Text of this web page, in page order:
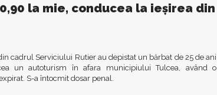
la mie, conducea la ieșirea din
cadrul Serviciului Rutier au depistat un bărbat de 25 de ani
un autoturism în afara municipiului Tulcea, având o
S-a întocmit dosar penal.